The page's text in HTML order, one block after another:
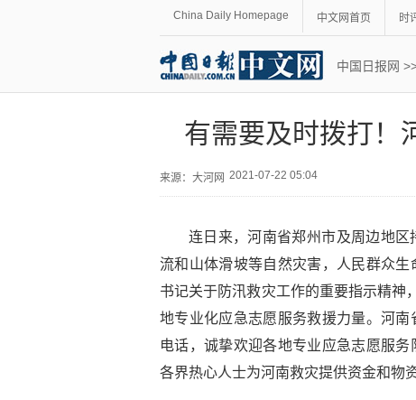
China Daily Homepage 中文网首页 时
中国日报网
有需要及时拨打！
来源： 大河网 2021-07-22 05:04
连日来，河南省郑州市及周边地
流和山体滑坡等自然灾害，人民群众
书记关于防汛救灾工作的重要指示精神
地专业化应急志愿服务救援力量。河
电话，诚挚欢迎各地专业应急志愿服
各界热心人士为河南救灾提供资金和物